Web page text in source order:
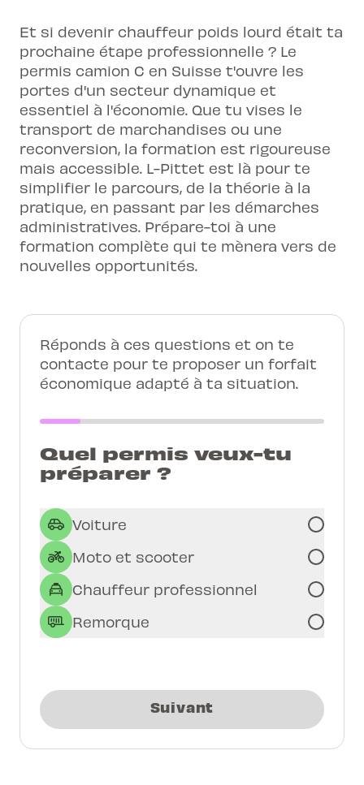
Et si devenir chauffeur poids lourd était ta
prochaine étape professionnelle ? Le
permis camion C en Suisse t'ouvre les
portes d'un secteur dynamique et
essentiel à l'économie. Que tu vises le
transport de marchandises ou une
reconversion, la formation est rigoureuse
mais accessible. L-Pittet est là pour te
simplifier le parcours, de la théorie à la
pratique, en passant par les démarches
administratives. Prépare-toi à une
formation complète qui te mènera vers de
nouvelles opportunités.
Réponds à ces questions et on te
contacte pour te proposer un forfait
économique adapté à ta situation.
Quel permis veux-tu
préparer ?
Voiture
Moto et scooter
Chauffeur professionnel
Remorque
Suivant